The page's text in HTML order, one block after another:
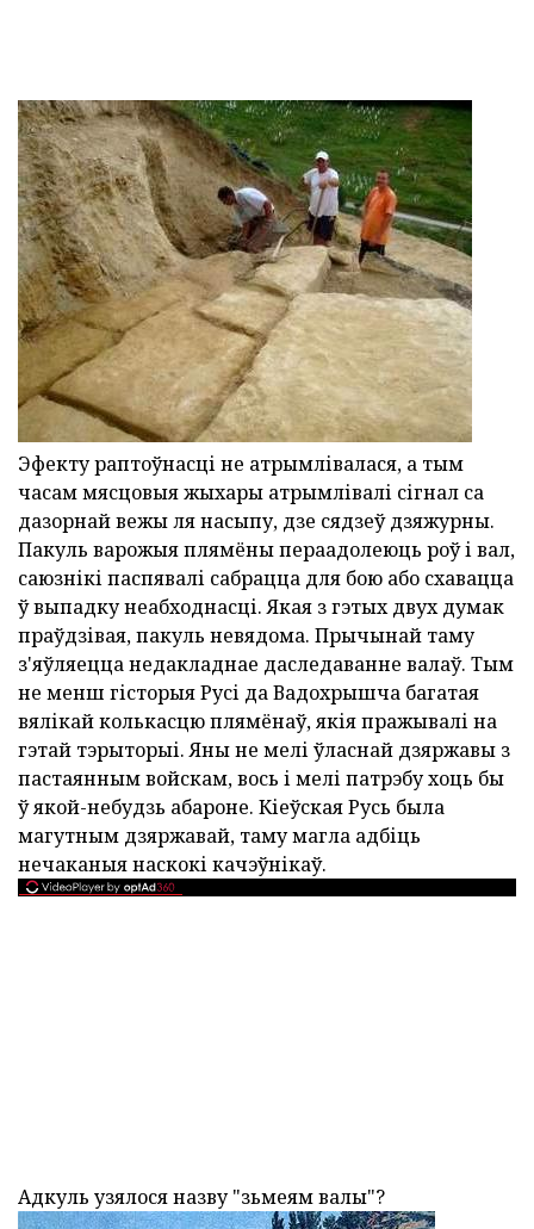
Эфекту раптоўнасці не атрымлівалася, а тым
часам мясцовыя жыхары атрымлівалі сігнал са
дазорнай вежы ля насыпу, дзе сядзеў дзяжурны.
Пакуль варожыя плямёны пераадолеюць роў і вал,
саюзнікі паспявалі сабрацца для бою або схавацца
ў выпадку неабходнасці. Якая з гэтых двух думак
праўдзівая, пакуль невядома. Прычынай таму
з'яўляецца недакладнае даследаванне валаў. Тым
не менш гісторыя Русі да Вадохрышча багатая
вялікай колькасцю плямёнаў, якія пражывалі на
гэтай тэрыторыі. Яны не мелі ўласнай дзяржавы з
пастаянным войскам, вось і мелі патрэбу хоць бы
ў якой-небудзь абароне. Кіеўская Русь была
магутным дзяржавай, таму магла адбіць
нечаканыя наскокі качэўнікаў.
Адкуль узялося назву "зьмеям валы"?